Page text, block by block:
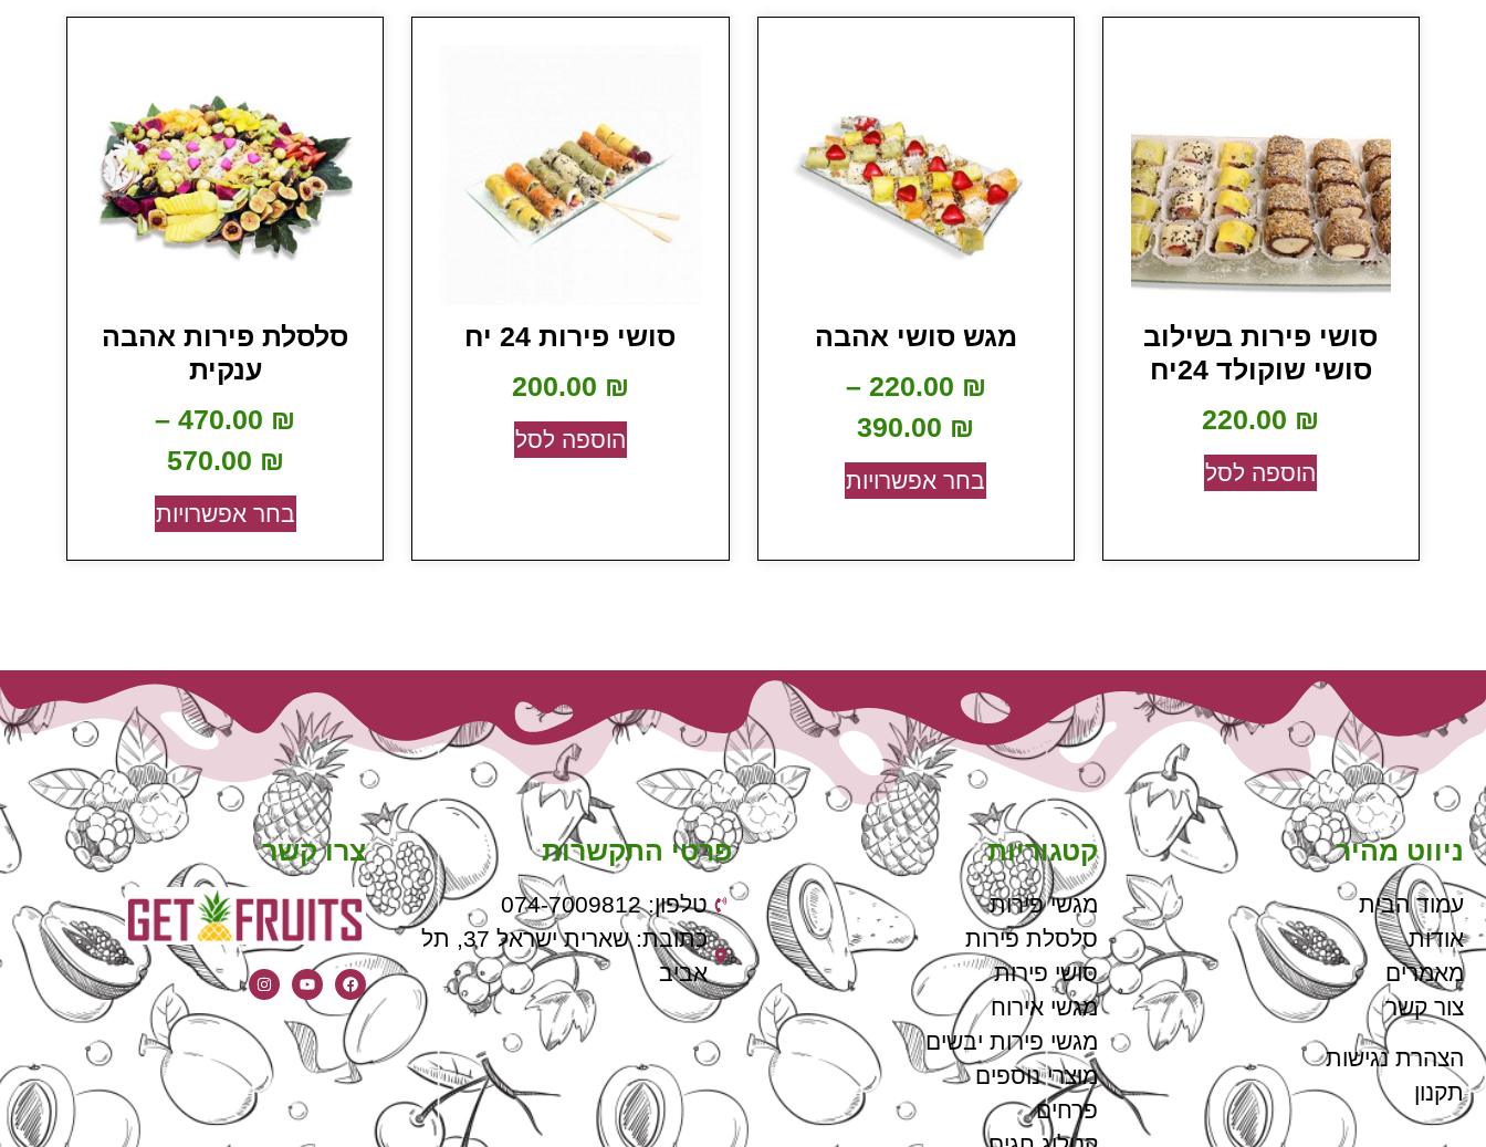
סושי פירות בשילוב
סושי שוקולד 24יח
220.00 ₪
הוספה לסל
מגש סושי אהבה
220.00 ₪
–
390.00 ₪
בחר אפשרויות
סושי פירות 24 יח
200.00 ₪
הוספה לסל
סלסלת פירות אהבה
ענקית
470.00 ₪
–
570.00 ₪
בחר אפשרויות
ניווט מהיר
עמוד הבית
אודות
מאמרים
צור קשר
הצהרת נגישות
תקנון
קטגוריות
מגשי פירות
סלסלת פירות
סושי פירות
מגשי אירוח
מגשי פירות יבשים
מוצרי נוספים
פרחים
פרטי התקשרות
טלפון: 074-7009812
כתובת: שארית ישראל 37, תל
אביב
צרו קשר